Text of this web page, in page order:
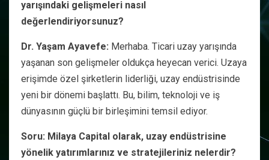
yarışındaki gelişmeleri nasıl
değerlendiriyorsunuz?
Dr. Yaşam Ayavefe: Merhaba. Ticari uzay yarışında
yaşanan son gelişmeler oldukça heyecan verici. Uzaya
erişimde özel şirketlerin liderliği, uzay endüstrisinde
yeni bir dönemi başlattı. Bu, bilim, teknoloji ve iş
dünyasının güçlü bir birleşimini temsil ediyor.
Soru: Milaya Capital olarak, uzay endüstrisine
yönelik yatırımlarınız ve stratejileriniz nelerdir?